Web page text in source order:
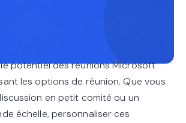
potentiel des réunions Microsoft
les options de réunion. Que vous
en petit comité ou un
échelle, personnaliser ces